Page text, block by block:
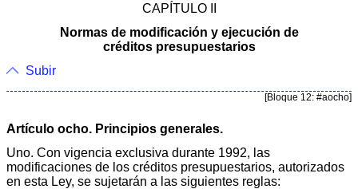
CAPÍTULO II
Normas de modificación y ejecución de
créditos presupuestarios
Subir
[Bloque 12: #aocho]
Artículo ocho. Principios generales.
Uno. Con vigencia exclusiva durante 1992, las
modificaciones de los créditos presupuestarios, autorizados
en esta Ley, se sujetarán a las siguientes reglas: